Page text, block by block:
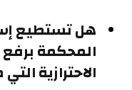
هل تستطيع
المحكمة برفع
الاحترازية